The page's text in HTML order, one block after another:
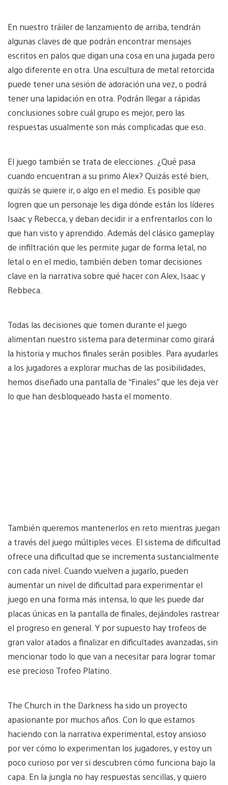
En nuestro tráiler de lanzamiento de arriba, tendrán
algunas claves de que podrán encontrar mensajes
escritos en palos que digan una cosa en una jugada pero
algo diferente en otra. Una escultura de metal retorcida
puede tener una sesión de adoración una vez, o podrá
tener una lapidación en otra. Podrán llegar a rápidas
conclusiones sobre cuál grupo es mejor, pero las
respuestas usualmente son más complicadas que eso.
El juego también se trata de elecciones. ¿Qué pasa
cuando encuentran a su primo Alex? Quizás esté bien,
quizás se quiere ir, o algo en el medio. Es posible que
logren que un personaje les diga dónde están los líderes
Isaac y Rebecca, y deban decidir ir a enfrentarlos con lo
que han visto y aprendido. Además del clásico gameplay
de infiltración que les permite jugar de forma letal, no
letal o en el medio, también deben tomar decisiones
clave en la narrativa sobre qué hacer con Alex, Isaac y
Rebbeca.
Todas las decisiones que tomen durante el juego
alimentan nuestro sistema para determinar como girará
la historia y muchos finales serán posibles. Para ayudarles
a los jugadores a explorar muchas de las posibilidades,
hemos diseñado una pantalla de “Finales” que les deja ver
lo que han desbloqueado hasta el momento.
También queremos mantenerlos en reto mientras juegan
a través del juego múltiples veces. El sistema de dificultad
ofrece una dificultad que se incrementa sustancialmente
con cada nivel. Cuando vuelven a jugarlo, pueden
aumentar un nivel de dificultad para experimentar el
juego en una forma más intensa, lo que les puede dar
placas únicas en la pantalla de finales, dejándoles rastrear
el progreso en general. Y por supuesto hay trofeos de
gran valor atados a finalizar en dificultades avanzadas, sin
mencionar todo lo que van a necesitar para lograr tomar
ese precioso Trofeo Platino.
The Church in the Darkness ha sido un proyecto
apasionante por muchos años. Con lo que estamos
haciendo con la narrativa experimental, estoy ansioso
por ver cómo lo experimentan los jugadores, y estoy un
poco curioso por ver si descubren cómo funciona bajo la
capa. En la jungla no hay respuestas sencillas, y quiero